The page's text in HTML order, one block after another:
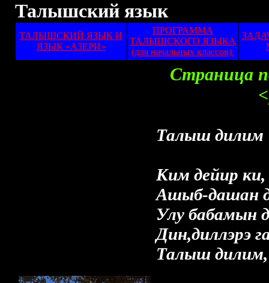
Талышский язык
ТАЛЫШСКИЙ ЯЗЫК И
ЯЗЫК «АЗЕРИ»
ПРОГРАММА
ТАЛЫШСКОГО ЯЗЫКА
(для начальных классов).
Страница
Талыш дилим
Ким дейир ки,
Ашыб-дашан
Улу бабамын
Дин,диллэрэ
Талыш